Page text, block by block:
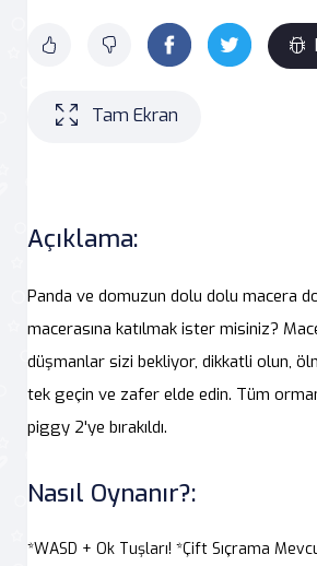
Tam Ekran
Açıklama:
Panda ve domuzun dolu dolu macera
macerasına katılmak ister misiniz?
düşmanlar sizi bekliyor, dikkatli olun,
tek geçin ve zafer elde edin. Tüm
piggy 2'ye bırakıldı.
Nasıl Oynanır?:
*WASD + Ok Tuşları! *Çift Sıçrama